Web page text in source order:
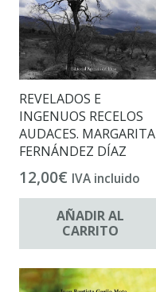
REVELADOS E
INGENUOS RECELOS
AUDACES. MARGARITA
FERNÁNDEZ DÍAZ
12,00€ IVA incluido
AÑADIR AL
CARRITO